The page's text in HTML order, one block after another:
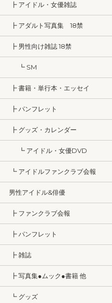
┣ アイドル・女優雑誌
┣ アダルト写真集 18禁
┣ 男性向け雑誌 18禁
┗ SM
┣ 書籍・単行本・エッセイ
┣ パンフレット
┣ グッズ・カレンダー
┗ アイドル・女優DVD
┗ アイドルファンクラブ会報
男性アイドル&俳優
┣ ファンクラブ会報
┣ パンフレット
┣ 雑誌
┣ 写真集●ムック●書籍 他
┗ グッズ